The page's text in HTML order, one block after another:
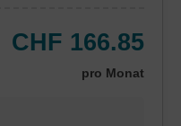
CHF 166.85
pro Monat